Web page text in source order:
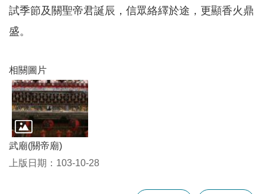
民
資
訊
關
通
訊
錄
相
關
資
料
試季節及關聖帝君誕辰，信眾絡繹於途，更顯香火鼎
盛。
相關圖片
武廟(關帝廟)
上版日期：103-10-28